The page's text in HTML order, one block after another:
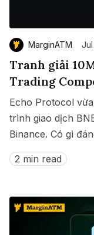
MarginATM Jul
Tranh giải
Trading
Echo Protocol
trình giao dịch
Binance. Có gì
này?
2 min read